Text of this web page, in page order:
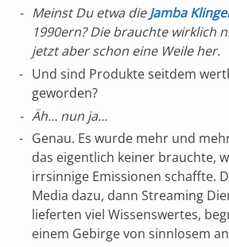
Meinst Du etwa dieJamba
1990ern? Die brauchte wirklich
jetzt aber schon eine Weile her.
Und sind Produkte seitdem
geworden?
Äh… nun ja…
Genau. Es wurde mehr und
das eigentlich keiner brauchte,
irrsinnige Emissionen schaffte.
Media dazu, dann Streaming
lieferten viel Wissenswertes,
einem Gebirge von sinnlosem